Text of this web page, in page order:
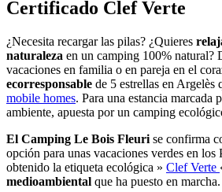
Certificado Clef Verte
¿Necesita recargar las pilas? ¿Quieres
naturaleza en un camping 100% natural?
vacaciones en familia o en pareja en el
ecorresponsable de 5 estrellas en Argelès
mobile homes. Para una estancia marcada
ambiente, apuesta por un camping
El Camping Le Bois Fleuri se confirma
opción para unas vacaciones verdes en los
obtenido la etiqueta ecológica » Clef Verte
medioambiental que ha puesto en marcha.